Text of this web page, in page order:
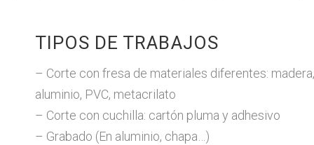
TIPOS DE TRABAJOS
– Corte con fresa de materiales diferentes: madera,
aluminio, PVC, metacrilato
– Corte con cuchilla: cartón pluma y adhesivo
– Grabado (En aluminio, chapa…)